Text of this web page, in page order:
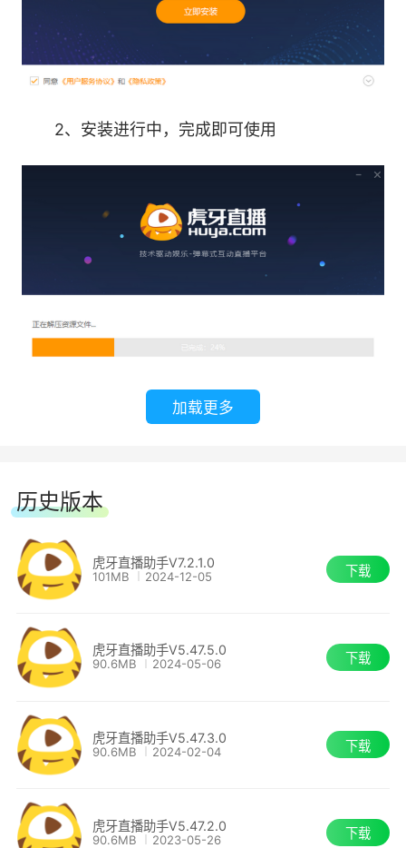
软件特色
2、海量游戏支持
多达上千款游戏支持，虎牙直播助手轻松开播
收礼物、看评论、回复评论，拉近与粉丝的距
开启直播前可以预览，挑选自己喜爱
2、安装进行中，完成即可使用
加载更多
历史版本
虎牙直播助手V7.2.1.0
101MB 2024-12-05 下载
虎牙直播助手V5.47.5.0
90.6MB 2024-05-06 下载
虎牙直播助手V5.47.3.0
90.6MB 2024-02-04 下载
虎牙直播助手V5.47.2.0
90.6MB 2023-05-26 下载